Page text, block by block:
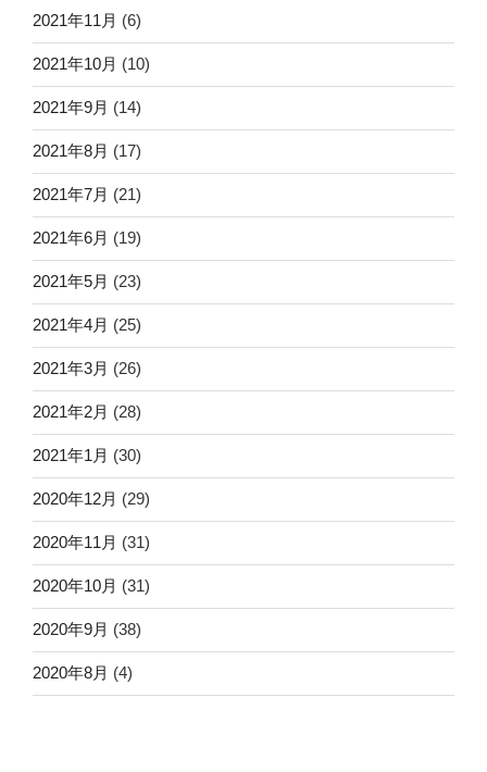
2021年11月 (6)
2021年10月 (10)
2021年9月 (14)
2021年8月 (17)
2021年7月 (21)
2021年6月 (19)
2021年5月 (23)
2021年4月 (25)
2021年3月 (26)
2021年2月 (28)
2021年1月 (30)
2020年12月 (29)
2020年11月 (31)
2020年10月 (31)
2020年9月 (38)
2020年8月 (4)